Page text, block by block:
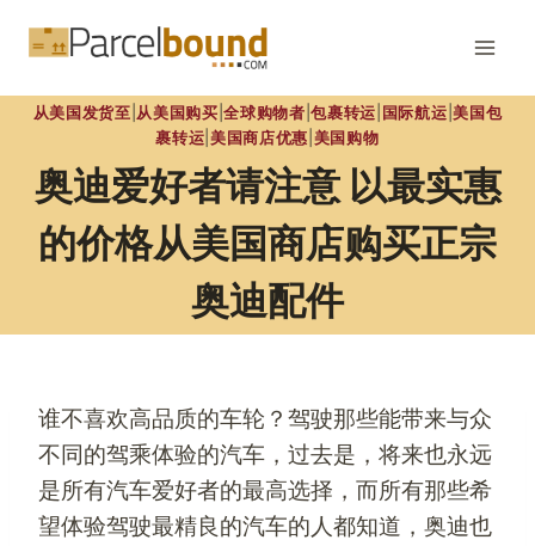
从美国发货至 从美国购买 |全球购物者 |包裹转运 国际航运 |美国包
裹转运 |美国商店优惠 美国购物
奥迪爱好者请注意 以最实惠
的价格从美国商店购买正宗
奥迪配件
谁不喜欢高品质的车轮？驾驶那些能带来与众
不同的驾乘体验的汽车，过去是，将来也永远
是所有汽车爱好者的最高选择，而所有那些希
望体验驾驶最精良的汽车的人都知道，奥迪也